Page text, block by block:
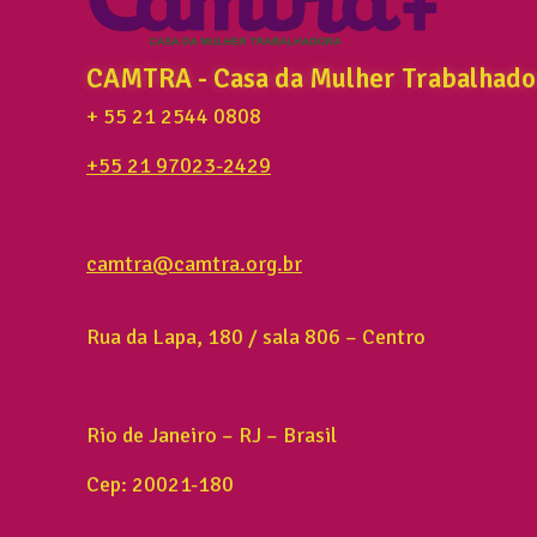
CAMTRA - Casa da Mulher
+ 55 21 2544 0808
+55 21 97023-2429
camtra@camtra.org.br
Rua da Lapa, 180 / sala 806 – Centro
Rio de Janeiro – RJ – Brasil
Cep: 20021-180